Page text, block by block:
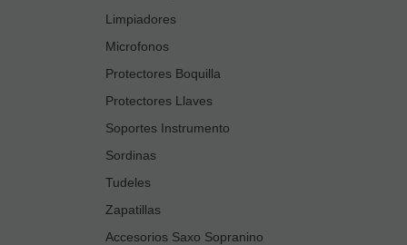
Limpiadores
Microfonos
Protectores Boquilla
Protectores Llaves
Soportes Instrumento
Sordinas
Tudeles
Zapatillas
Accesorios Saxo Sopranino